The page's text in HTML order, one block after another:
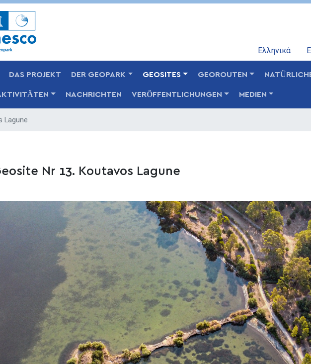
Skip
Ελληνικά
DAS PROJEKT DER GEOPARK GEOSITES GEOROUTEN
NACHRICHTEN VERÖFFENTLICHUNGEN MEDIEN
Lagune
Nr 13. Koutavos Lagune